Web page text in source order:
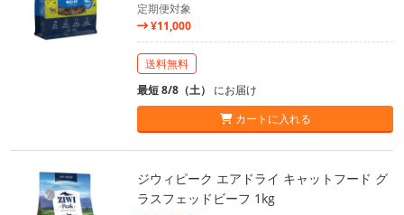
定期便対象
¥11,000
送料無料
最短 8/8（土） にお届け
カートに入れる
ジウィピーク エアドライ キャットフード グ
ラスフェッドビーフ 1kg